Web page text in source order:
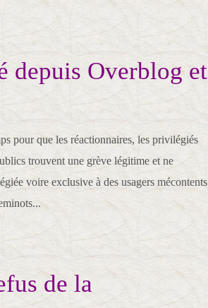
depuis Overblog et
pour que les réactionnaires, les privilégiés
trouvent une grève légitime et ne
voire exclusive à des usagers mécontents
de la